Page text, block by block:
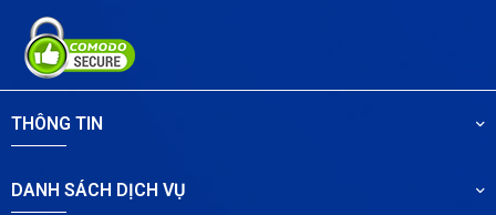
THÔNG TIN
DANH SÁCH DỊCH VỤ